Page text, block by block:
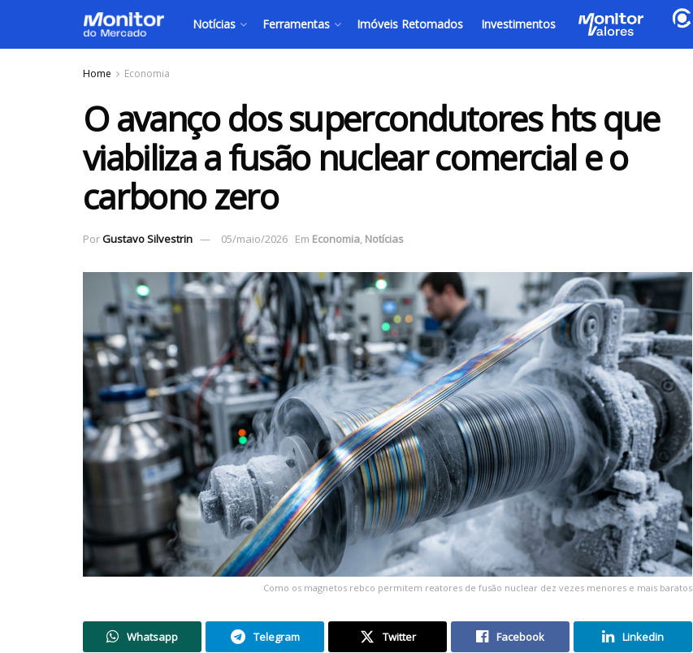
Notícias Ferramentas Imóveis Retomados Investimentos
Home Economia
O avanço dos supercondutores hts que
viabiliza a fusão nuclear comercial e o
carbono zero
PorGustavo Silvestrin 05/maio/2026 Em Economia, Notícias
Como os magnetos rebco permitem reatores de fusão nuclear dez vezes menores e mais baratos
Whatsapp Telegram Twitter Facebook Linkedin